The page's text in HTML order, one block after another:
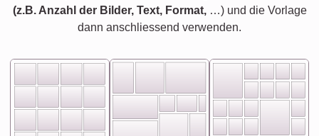
(z.B. Anzahl der Bilder, Text, Format,…) und die Vorlage
dann anschliessend verwenden.